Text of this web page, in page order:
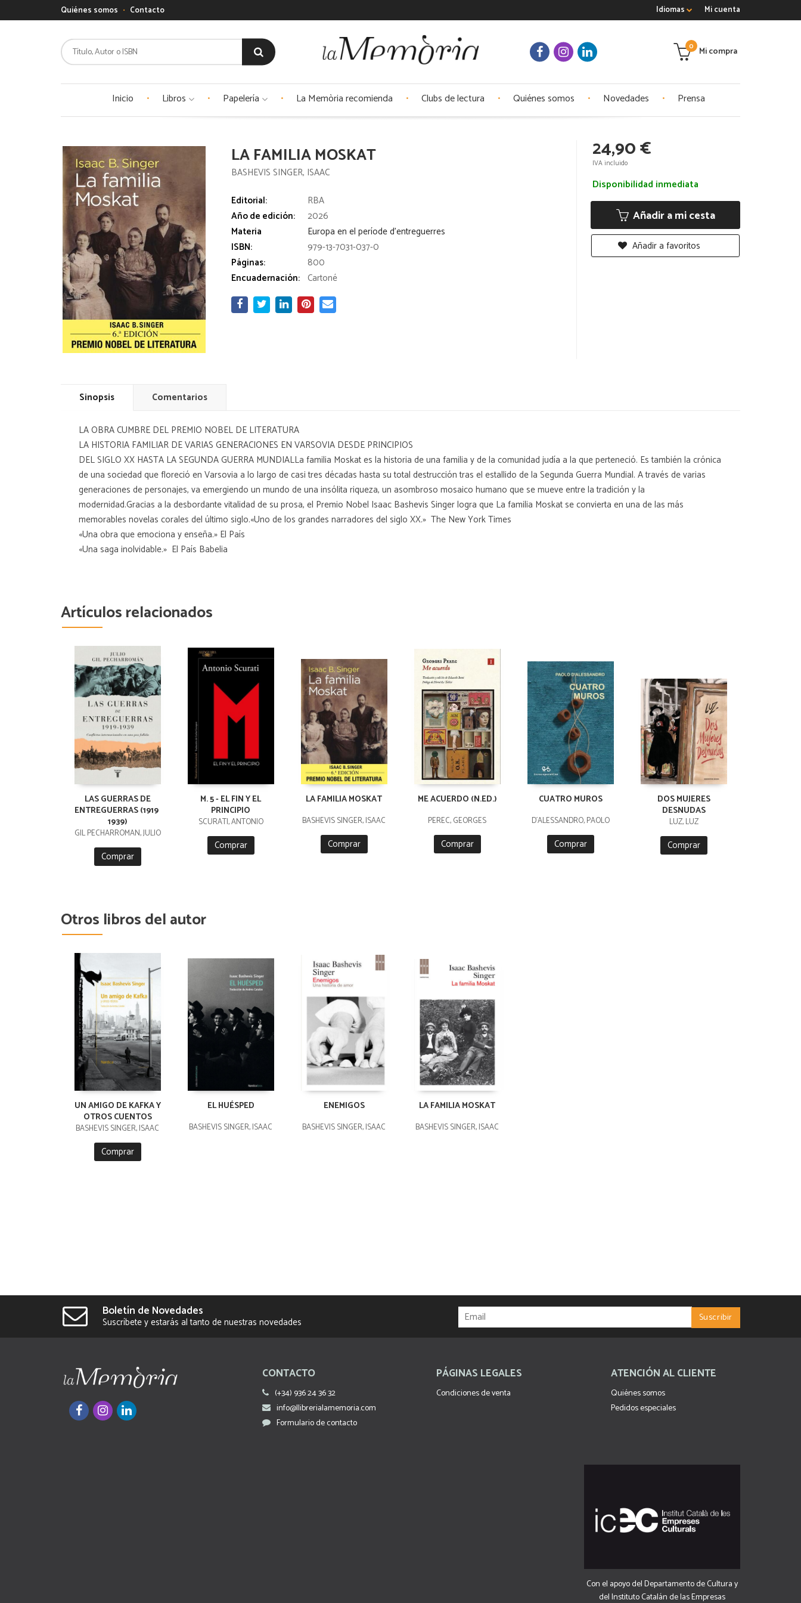
Mi cuenta
Idiomas
Quiénes somos Contacto
Mi compra
0
Inicio Libros Papelería La Memòria recomienda Clubs de lectura Quiénes somos Novedades Prensa
LA FAMILIA MOSKAT
BASHEVIS SINGER, ISAAC
Editorial:
RBA
Año de edición:
2026
Materia
Europa en el període d'entreguerres
ISBN:
979-13-7031-037-0
Páginas:
800
Encuadernación: Cartoné
24,90 €
IVA incluido
Disponibilidad inmediata
Añadir a mi cesta
Añadir a favoritos
Sinopsis Comentarios
LA OBRA CUMBRE DEL PREMIO NOBEL DE LITERATURA
LA HISTORIA FAMILIAR DE VARIAS GENERACIONES EN VARSOVIA DESDE PRINCIPIOS
DEL SIGLO XX HASTA LA SEGUNDA GUERRA MUNDIALLa familia Moskat es la historia de una familia y de la comunidad judía a la que perteneció. Es también la crónica
de una sociedad que floreció en Varsovia a lo largo de casi tres décadas hasta su total destrucción tras el estallido de la Segunda Guerra Mundial. A través de varias
generaciones de personajes, va emergiendo un mundo de una insólita riqueza, un asombroso mosaico humano que se mueve entre la tradición y la
modernidad.Gracias a la desbordante vitalidad de su prosa, el Premio Nobel Isaac Bashevis Singer logra que La familia Moskat se convierta en una de las más
memorables novelas corales del último siglo.«Uno de los grandes narradores del siglo XX.»  The New York Times
«Una obra que emociona y enseña.» El País
«Una saga inolvidable.»  El País Babelia
Artículos relacionados
LAS GUERRAS DE
ENTREGUERRAS (1919 
1939)
GIL PECHARROMAN, JULIO
Comprar
M. 5 - EL FIN Y EL
PRINCIPIO
SCURATI, ANTONIO
Comprar
LA FAMILIA MOSKAT
BASHEVIS SINGER, ISAAC
Comprar
ME ACUERDO (N.ED.)
PEREC, GEORGES
Comprar
CUATRO MUROS
D´ALESSANDRO, PAOLO
Comprar
DOS MUJERES
DESNUDAS
LUZ, LUZ
Comprar
Otros libros del autor
UN AMIGO DE KAFKA Y
OTROS CUENTOS
BASHEVIS SINGER, ISAAC
Comprar
EL HUÉSPED
BASHEVIS SINGER, ISAAC
ENEMIGOS
BASHEVIS SINGER, ISAAC
LA FAMILIA MOSKAT
BASHEVIS SINGER, ISAAC
Boletín de Novedades
Suscríbete y estarás al tanto de nuestras novedades
CONTACTO
(+34) 936 24 36 32
info@llibrerialamemoria.com
Formulario de contacto
PÁGINAS LEGALES
Condiciones de venta
ATENCIÓN AL CLIENTE
Quiénes somos
Pedidos especiales
Con el apoyo del Departamento de Cultura y
del Instituto Catalán de las Empresas